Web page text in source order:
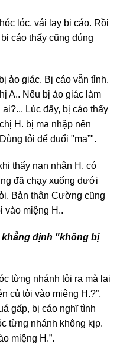
lóc, vái lạy bị cáo. Rồi
cáo thấy cũng đúng
ảo giác. Bị cáo vẫn tỉnh.
A.. Nếu bị ảo giác làm
Lúc đấy, bị cáo thấy
H. bị ma nhập nên
tỏi để đuổi "ma”".
thấy nạn nhân H. có
đã chạy xuống dưới
Bản thân Cường cũng
vào miệng H..
khẳng định "không bị
từng nhánh tỏi ra mà lại
củ tỏi vào miệng H.?”,
gấp, bị cáo nghĩ tình
từng nhánh không kịp.
miệng H.”.